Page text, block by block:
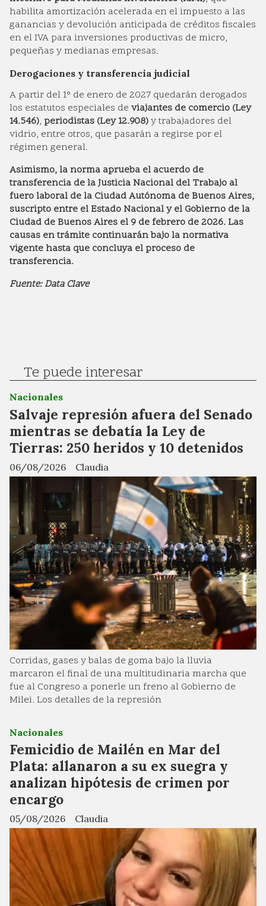
habilita amortización acelerada en el impuesto a las
ganancias y devolución anticipada de créditos fiscales
en el IVA para inversiones productivas de micro,
pequeñas y medianas empresas.
Derogaciones y transferencia judicial
A partir del 1° de enero de 2027 quedarán derogados
los estatutos especiales de viajantes de comercio (Ley
14.546), periodistas (Ley 12.908)y trabajadores del
vidrio, entre otros, que pasarán a regirse por el
régimen general.
Asimismo, la norma aprueba el acuerdo de
transferencia de la Justicia Nacional del Trabajo al
fuero laboral de la Ciudad Autónoma de Buenos Aires,
suscripto entre el Estado Nacional y el Gobierno de la
Ciudad de Buenos Aires el 9 de febrero de 2026. Las
causas en trámite continuarán bajo la normativa
vigente hasta que concluya el proceso de
transferencia.
Fuente: Data Clave
Te puede interesar
Salvaje represión afuera del Senado
mientras se debatía la Ley de
Tierras: 250 heridos y 10 detenidos
Claudia
Nacionales
06/08/2026
Corridas, gases y balas de goma bajo la lluvia
marcaron el final de una multitudinaria marcha que
fue al Congreso a ponerle un freno al Gobierno de
Milei. Los detalles de la represión
Femicidio de Mailén en Mar del
Plata: allanaron a su ex suegra y
analizan hipótesis de crimen por
encargo
Claudia
Nacionales
05/08/2026